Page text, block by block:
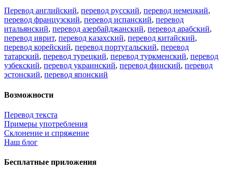
Перевод английский, перевод русский, перевод немецкий,
перевод французский, перевод испанский, перевод
итальянский, перевод азербайджанский, перевод арабский,
перевод иврит, перевод казахский, перевод китайский,
перевод корейский, перевод португальский, перевод
татарский, перевод турецкий, перевод туркменский, перевод
узбекский, перевод украинский, перевод финский, перевод
эстонский, перевод японский
Возможности
Перевод текста
Примеры употребления
Склонение и спряжение
Наш блог
Бесплатные приложения